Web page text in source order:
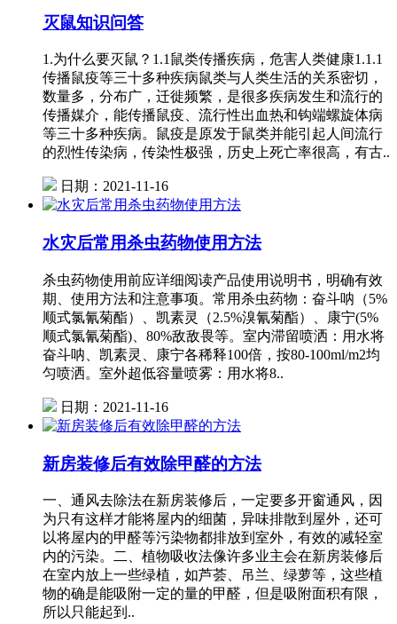
灭鼠知识问答
1.为什么要灭鼠？1.1鼠类传播疾病，危害人类健康1.1.1
传播鼠疫等三十多种疾病鼠类与人类生活的关系密切，
数量多，分布广，迁徙频繁，是很多疾病发生和流行的
传播媒介，能传播鼠疫、流行性出血热和钩端螺旋体病
等三十多种疾病。鼠疫是原发于鼠类并能引起人间流行
的烈性传染病，传染性极强，历史上死亡率很高，有古..
日期：2021-11-16
水灾后常用杀虫药物使用方法
杀虫药物使用前应详细阅读产品使用说明书，明确有效
期、使用方法和注意事项。常用杀虫药物：奋斗呐（5%
顺式氯氰菊酯）、凯素灵（2.5%溴氰菊酯）、康宁(5%
顺式氯氰菊酯)、80%敌敌畏等。室内滞留喷洒：用水将
奋斗呐、凯素灵、康宁各稀释100倍，按80-100ml/m2均
匀喷洒。室外超低容量喷雾：用水将8..
日期：2021-11-16
新房装修后有效除甲醛的方法
一、通风去除法在新房装修后，一定要多开窗通风，因
为只有这样才能将屋内的细菌，异味排散到屋外，还可
以将屋内的甲醛等污染物都排放到室外，有效的减轻室
内的污染。二、植物吸收法像许多业主会在新房装修后
在室内放上一些绿植，如芦荟、吊兰、绿萝等，这些植
物的确是能吸附一定的量的甲醛，但是吸附面积有限，
所以只能起到..